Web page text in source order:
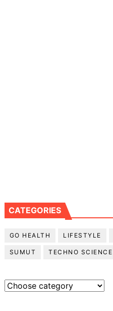
CATEGORIES
GO HEALTH LIFESTYLE
SUMUT TECHNO SCIENCE